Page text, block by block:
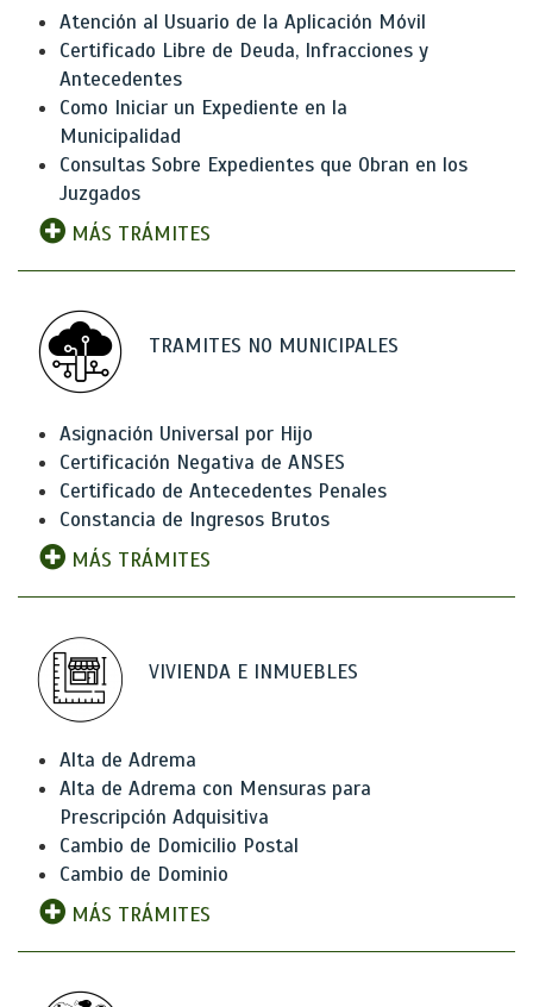
Atención al Usuario de la Aplicación Móvil
Certificado Libre de Deuda, Infracciones y
Antecedentes
Como Iniciar un Expediente en la
Municipalidad
Consultas Sobre Expedientes que Obran en los
Juzgados
MÁS TRÁMITES
TRAMITES NO MUNICIPALES
Asignación Universal por Hijo
Certificación Negativa de ANSES
Certificado de Antecedentes Penales
Constancia de Ingresos Brutos
MÁS TRÁMITES
VIVIENDA E INMUEBLES
Alta de Adrema
Alta de Adrema con Mensuras para
Prescripción Adquisitiva
Cambio de Domicilio Postal
Cambio de Dominio
MÁS TRÁMITES